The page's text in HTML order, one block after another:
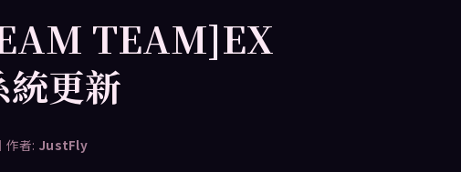
TEAM]EX
更新
作者: JustFly